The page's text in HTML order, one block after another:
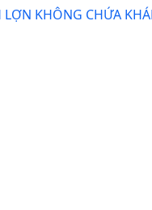
KHÔNG CHỨA